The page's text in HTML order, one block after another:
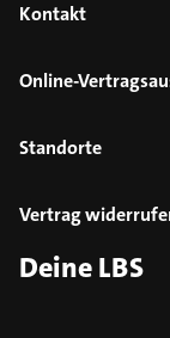
Kontakt
Online-
Standorte
Vertrag
Deine LBS